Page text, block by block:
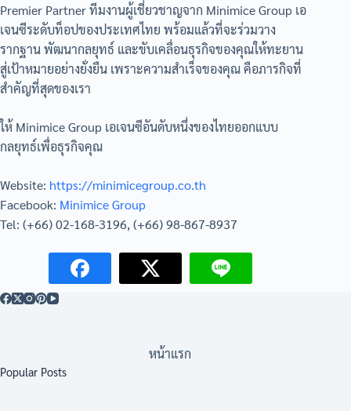
Premier Partner ทีมงานผู้เชี่ยวชาญจาก Minimice Group เอ
เจนซีระดับท็อปของประเทศไทย พร้อมแล้วที่จะร่วมวาง
รากฐาน พัฒนากลยุทธ์ และขับเคลื่อนธุรกิจของคุณให้ทะยาน
สู่เป้าหมายอย่างยั่งยืน เพราะความสำเร็จของคุณ คือภารกิจที่
สำคัญที่สุดของเรา
ให้ Minimice Group เอเจนซีอันดับหนึ่งของไทยออกแบบ
กลยุทธ์เพื่อธุรกิจคุณ
Website: https://minimicegroup.co.th
Facebook: Minimice Group
Tel: (+66) 02-168-3196, (+66) 98-867-8937
หน้าแรก
Popular Posts